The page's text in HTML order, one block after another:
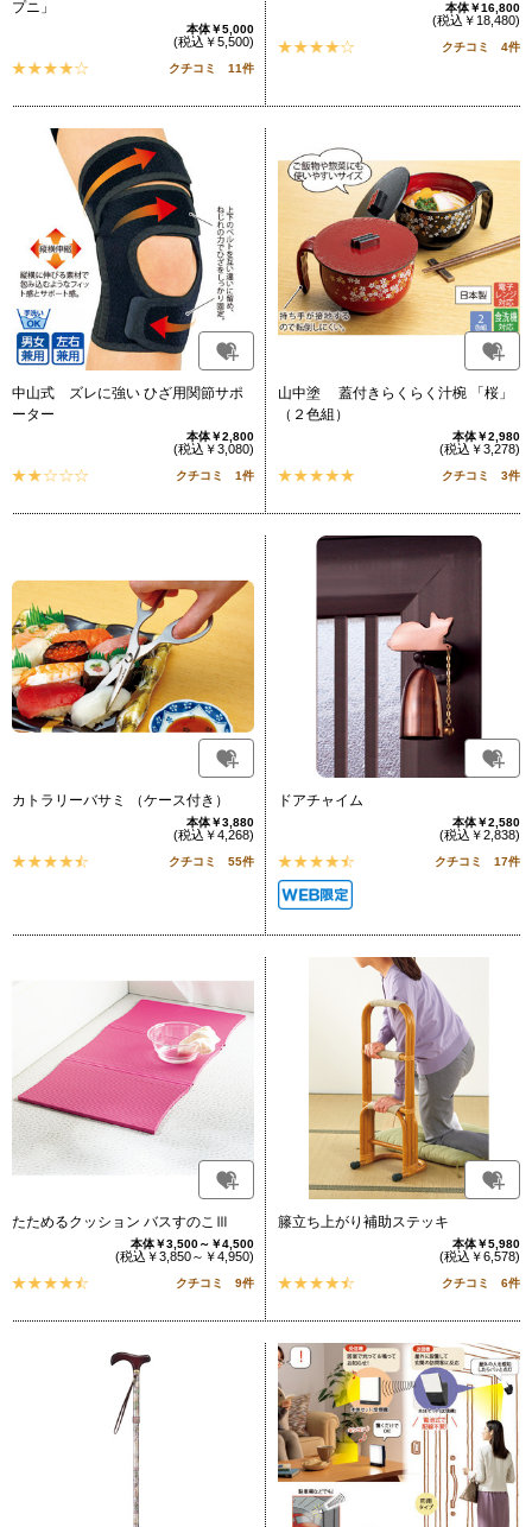
プニ」
本体￥5,000
(税込￥5,500)
クチコミ 11件
本体￥16,800
(税込￥18,480)
クチコミ 4件
中山式 ズレに強い ひざ用関節サポ
ーター
本体￥2,800
(税込￥3,080)
クチコミ 1件
山中塗 蓋付きらくらく汁椀 「桜」
（２色組）
本体￥2,980
(税込￥3,278)
クチコミ 3件
カトラリーバサミ （ケース付き）
本体￥3,880
(税込￥4,268)
クチコミ 55件
ドアチャイム
本体￥2,580
(税込￥2,838)
クチコミ 17件
たためるクッション バスすのこⅢ
本体￥3,500～￥4,500
(税込￥3,850～￥4,950)
クチコミ 9件
籐立ち上がり補助ステッキ
本体￥5,980
(税込￥6,578)
クチコミ 6件